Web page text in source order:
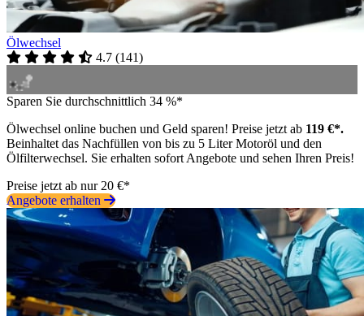
Ölwechsel
4.7 (141)
Sparen Sie durchschnittlich 34 %*
Ölwechsel online buchen und Geld sparen! Preise jetzt ab 119 €*.
Beinhaltet das Nachfüllen von bis zu 5 Liter Motoröl und den
Ölfilterwechsel. Sie erhalten sofort Angebote und sehen Ihren Preis!
Preise jetzt ab nur 20 €*
Angebote erhalten